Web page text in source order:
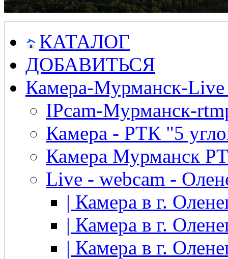
КАТАЛОГ
ДОБАВИТЬСЯ
Камера-Мурманск-
IPcam-Мурманск-
Камера - РТК "5
Камера Мурманск
Live - webcam -
| Камера в г.
| Камера в г.
| Камера в г.